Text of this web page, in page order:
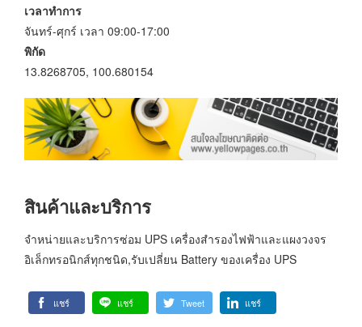
เวลาทำการ
จันทร์-ศุกร์ เวลา 09:00-17:00
พิกัด
13.8268705, 100.680154
สินค้าและบริการ
จำหน่ายและบริการซ่อม UPS เครื่องสำรองไฟฟ้าและแผงวงจร
อิเล็กทรอนิกส์ทุกชนิด,รับเปลี่ยน Battery ของเครื่อง UPS
แชร์ แชร์ Tweet แชร์